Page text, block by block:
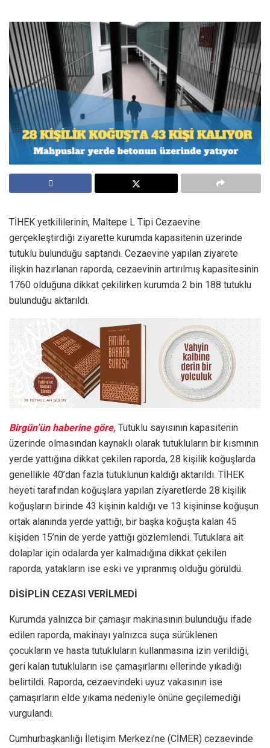
TİHEK yetkililerinin, Maltepe L Tipi Cezaevine
gerçekleştirdiği ziyarette kurumda kapasitenin üzerinde
tutuklu bulunduğu saptandı. Cezaevine yapılan ziyarete
ilişkin hazırlanan raporda, cezaevinin artırılmış kapasitesinin
1760 olduğuna dikkat çekilirken kurumda 2 bin 188 tutuklu
bulunduğu aktarıldı.
Birgün’ün haberine göre, Tutuklu sayısının kapasitenin
üzerinde olmasından kaynaklı olarak tutukluların bir kısmının
yerde yattığına dikkat çekilen raporda, 28 kişilik koğuşlarda
genellikle 40’dan fazla tutuklunun kaldığı aktarıldı. TİHEK
heyeti tarafından koğuşlara yapılan ziyaretlerde 28 kişilik
koğuşların birinde 43 kişinin kaldığı ve 13 kişininse koğuşun
ortak alanında yerde yattığı, bir başka koğuşta kalan 45
kişiden 15’nin de yerde yattığı gözlemlendi. Tutuklara ait
dolaplar için odalarda yer kalmadığına dikkat çekilen
raporda, yatakların ise eski ve yıpranmış olduğu görüldü.
DİSİPLİN CEZASI VERİLMEDİ
Kurumda yalnızca bir çamaşır makinasının bulunduğu ifade
edilen raporda, makinayı yalnızca suça sürüklenen
çocukların ve hasta tutukluların kullanmasına izin verildiği,
geri kalan tutukluların ise çamaşırlarını ellerinde yıkadığı
belirtildi. Raporda, cezaevindeki uyuz vakasının ise
çamaşırların elde yıkama nedeniyle önüne geçilemediği
vurgulandı.
Cumhurbaşkanlığı İletişim Merkezi’ne (CİMER) cezaevinde